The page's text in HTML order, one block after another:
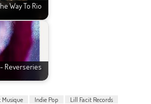
Way To Rio
- Reverseries
Indie Pop
Lill Facit Records